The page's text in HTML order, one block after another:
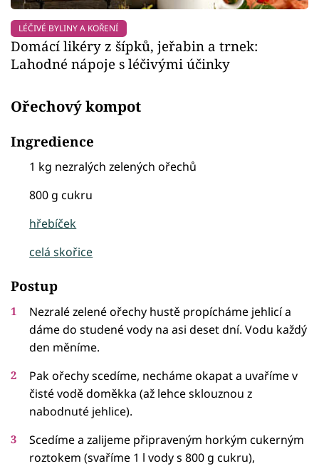
LÉČIVÉ BYLINY A KOŘENÍ
Domácí likéry z šípků, jeřabin a trnek:
Lahodné nápoje s léčivými účinky
Ořechový kompot
Ingredience
1 kg nezralých zelených ořechů
800 g cukru
hřebíček
celá skořice
Postup
Nezralé zelené ořechy hustě propícháme jehlicí a
dáme do studené vody na asi deset dní. Vodu každý
den měníme.
Pak ořechy scedíme, necháme okapat a uvaříme v
čisté vodě doměkka (až lehce sklouznou z
nabodnuté jehlice).
Scedíme a zalijeme připraveným horkým cukerným
roztokem (svaříme 1 l vody s 800 g cukru),